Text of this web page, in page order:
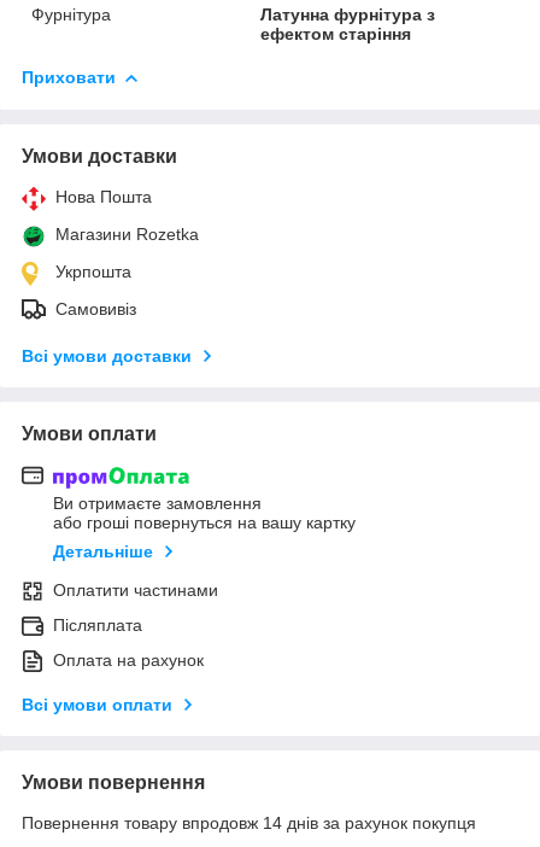
Фурнітура
Латунна фурнітура з
ефектом старіння
Приховати
Умови доставки
Нова Пошта
Магазини Rozetka
Укрпошта
Самовивіз
Всі умови доставки
Умови оплати
Ви отримаєте замовлення
або гроші повернуться на вашу картку
Детальніше
Оплатити частинами
Післяплата
Оплата на рахунок
Всі умови оплати
Умови повернення
Повернення товару впродовж 14 днів за рахунок покупця